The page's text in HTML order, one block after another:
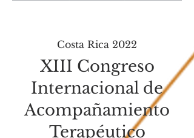
Costa Rica 2022
XIII Congreso
Internacional de
Acompañamiento
Terapéutico